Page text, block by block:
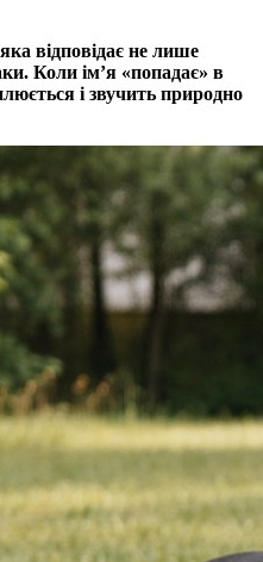
відповідає не лише
Коли ім’я «попадає» в
і звучить природно